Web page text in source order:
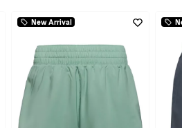
New Arrival